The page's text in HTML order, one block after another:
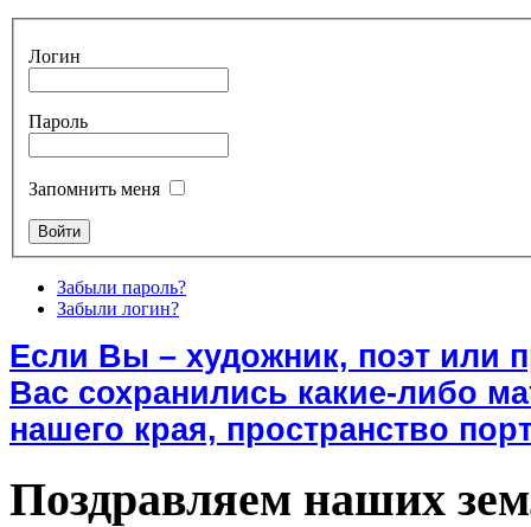
Логин
Пароль
Запомнить меня
Забыли пароль?
Забыли логин?
Если Вы – художник, поэт или
Вас сохранились какие-либо
нашего края, пространство
Поздравляем наших